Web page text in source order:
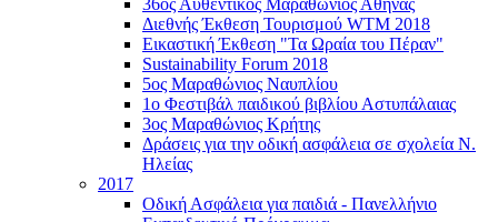
Διεθνής Έκθεση Τουρισμού WTM 2018
Εικαστική Έκθεση "Τα Ωραία του Πέραν"
Sustainability Forum 2018
5ος Μαραθώνιος Ναυπλίου
1ο Φεστιβάλ παιδικού βιβλίου Αστυπάλαιας
3ος Μαραθώνιος Κρήτης
Δράσεις για την οδική ασφάλεια σε σχολεία Ν.
Ηλείας
2017
Οδική Ασφάλεια για παιδιά - Πανελλήνιο